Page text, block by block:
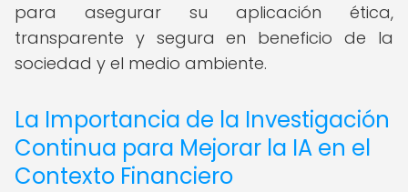
para asegurar su aplicación ética,
transparente y segura en beneficio de la
sociedad y el medio ambiente.
La Importancia de la Investigación
Continua para Mejorar la IA en el
Contexto Financiero